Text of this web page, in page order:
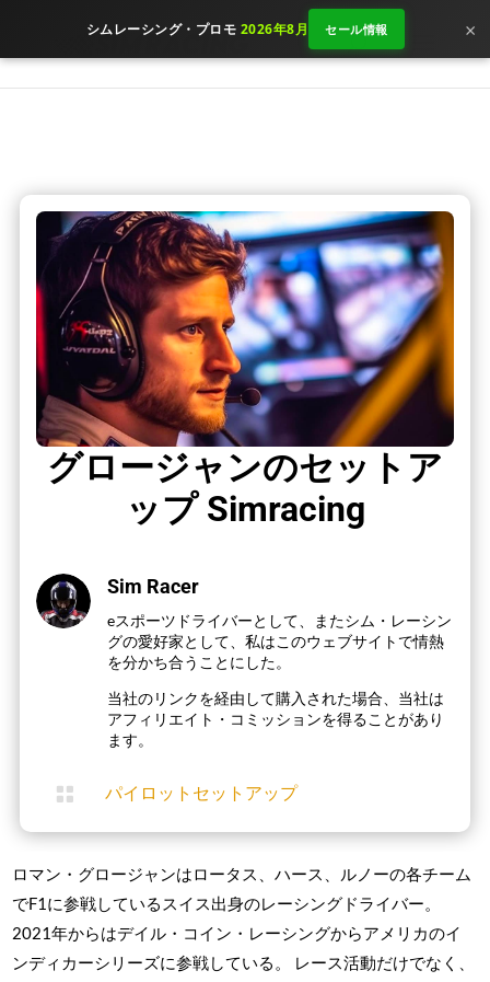
シムレーシング・プロモ 2026年8月 セール情報 ×
グロージャンのセットア
ップ Simracing
Sim Racer
eスポーツドライバーとして、またシム・レーシン
グの愛好家として、私はこのウェブサイトで情熱
を分かち合うことにした。
当社のリンクを経由して購入された場合、当社は
アフィリエイト・コミッションを得ることがあり
ます。
 パイロットセットアップ
ロマン・グロージャンはロータス、ハース、ルノーの各チーム
でF1に参戦しているスイス出身のレーシングドライバー。
2021年からはデイル・コイン・レーシングからアメリカのイ
ンディカーシリーズに参戦している。 レース活動だけでなく、